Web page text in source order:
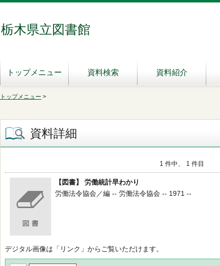
栃木県立図書館
トップメニュー 資料検索 資料紹介
トップメニュー >
資料詳細
1 件中、 1 件目
【図書】 労働統計早わかり
労働法令協会／編 -- 労働法令協会 -- 1971 --
デジタル画像は「リンク」からご覧いただけます。